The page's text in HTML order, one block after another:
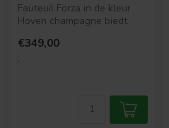
Fauteuil Forza in de kleur
Hoven champagne biedt
moderne ui...
€349,00
.
.